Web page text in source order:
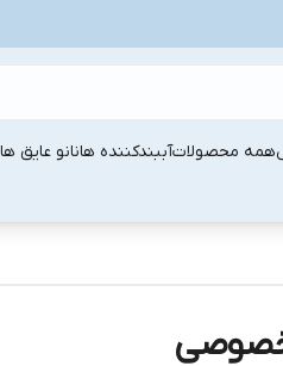
همه محصولاتآببندکننده هانانو عایق ها